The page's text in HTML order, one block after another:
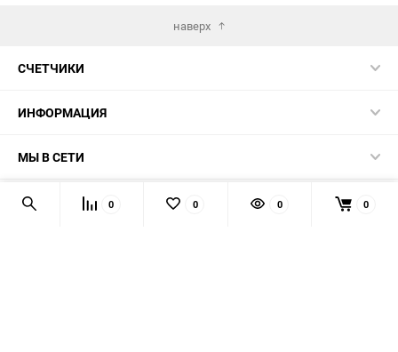
наверх
СЧЕТЧИКИ
ИНФОРМАЦИЯ
МЫ В СЕТИ
КОНТАКТЫ 0 0 0 0